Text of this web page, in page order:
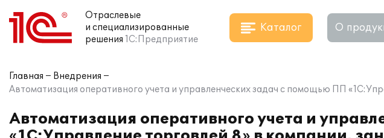
Отраслевые
и специализированные
решения 1С:Предприятие
Каталог О
Главная
Внедрения
Автоматизация оперативного учета и управленческих задач с помощью ПП
Автоматизация оперативного учета и